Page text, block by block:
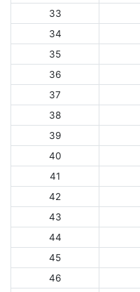
33
34
35
36
37
38
39
40
41
42
43
44
45
46